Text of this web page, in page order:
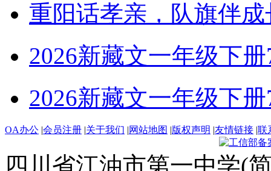
重阳话孝亲，队旗伴成
2026新藏文一年级下册
2026新藏文一年级下册
OA办公 |会员注册 |关于我们 |网站地图 |版权声明 |友情链接 |联
四川省江油市第一中学(